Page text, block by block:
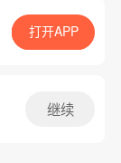
App免费看
打开APP
继续